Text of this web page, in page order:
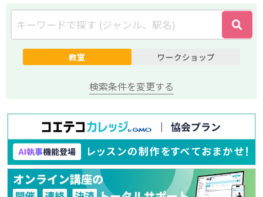
教室 ワークショップ
検索条件を変更する